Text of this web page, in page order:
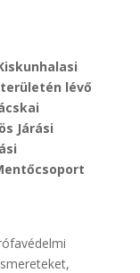
lévő
Járási